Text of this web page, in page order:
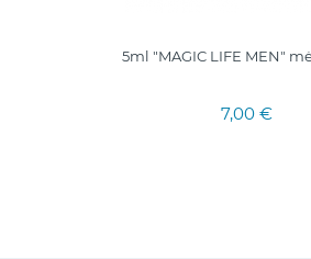
5ml "MAGIC LIFE MEN"
7,00 €